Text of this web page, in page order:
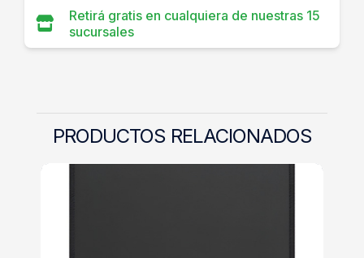
Retirá gratis en cualquiera de nuestras 15
sucursales
PRODUCTOS RELACIONADOS